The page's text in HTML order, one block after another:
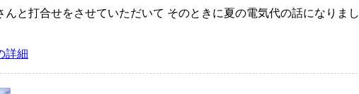
んと打合せをさせていただいて そのときに夏の電気代の話になりまし
詳細